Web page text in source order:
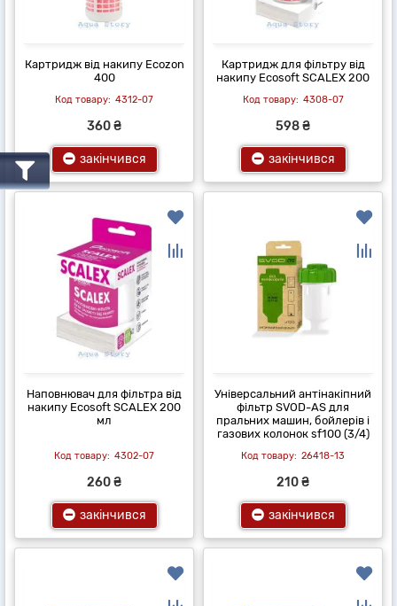
Картридж від накипу Ecozon
400
4312-07
360 ₴
закінчився
Картридж для фільтру від
накипу Ecosoft SCALEX 200
4308-07
598 ₴
закінчився
Наповнювач для фільтра від
накипу Ecosoft SCALEX 200
мл
4302-07
260 ₴
закінчився
Універсальний антінакіпний
фільтр SVOD-AS для
пральних машин, бойлерів і
газових колонок sf100 (3/4)
26418-13
210 ₴
закінчився